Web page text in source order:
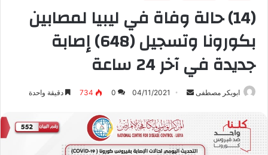
(14) حالة وفاة في ليبيا لمصابين
بكورونا وتسجيل (648) إصابة
جديدة في آخر 24 ساعة
ابوبكر مصطفى
س
ل
ب
04/11/2021
0
734 دقيقة واحدة